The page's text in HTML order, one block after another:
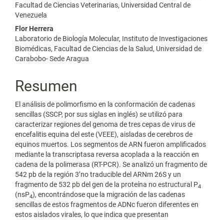
Facultad de Ciencias Veterinarias, Universidad Central de
Venezuela
Flor Herrera
Laboratorio de Biología Molecular, Instituto de Investigaciones
Biomédicas, Facultad de Ciencias de la Salud, Universidad de
Carabobo- Sede Aragua
Resumen
El análisis de polimorfismo en la conformación de cadenas
sencillas (SSCP, por sus siglas en inglés) se utilizó para
caracterizar regiones del genoma de tres cepas de virus de
encefalitis equina del este (VEEE), aisladas de cerebros de
equinos muertos. Los segmentos de ARN fueron amplificados
mediante la transcriptasa reversa acoplada a la reacción en
cadena de la polimerasa (RT-PCR). Se analizó un fragmento de
542 pb de la región 3’no traducible del ARNm 26S y un
fragmento de 532 pb del gen de la proteína no estructural P4
(nsP4), encontrándose que la migración de las cadenas
sencillas de estos fragmentos de ADNc fueron diferentes en
estos aislados virales, lo que indica que presentan